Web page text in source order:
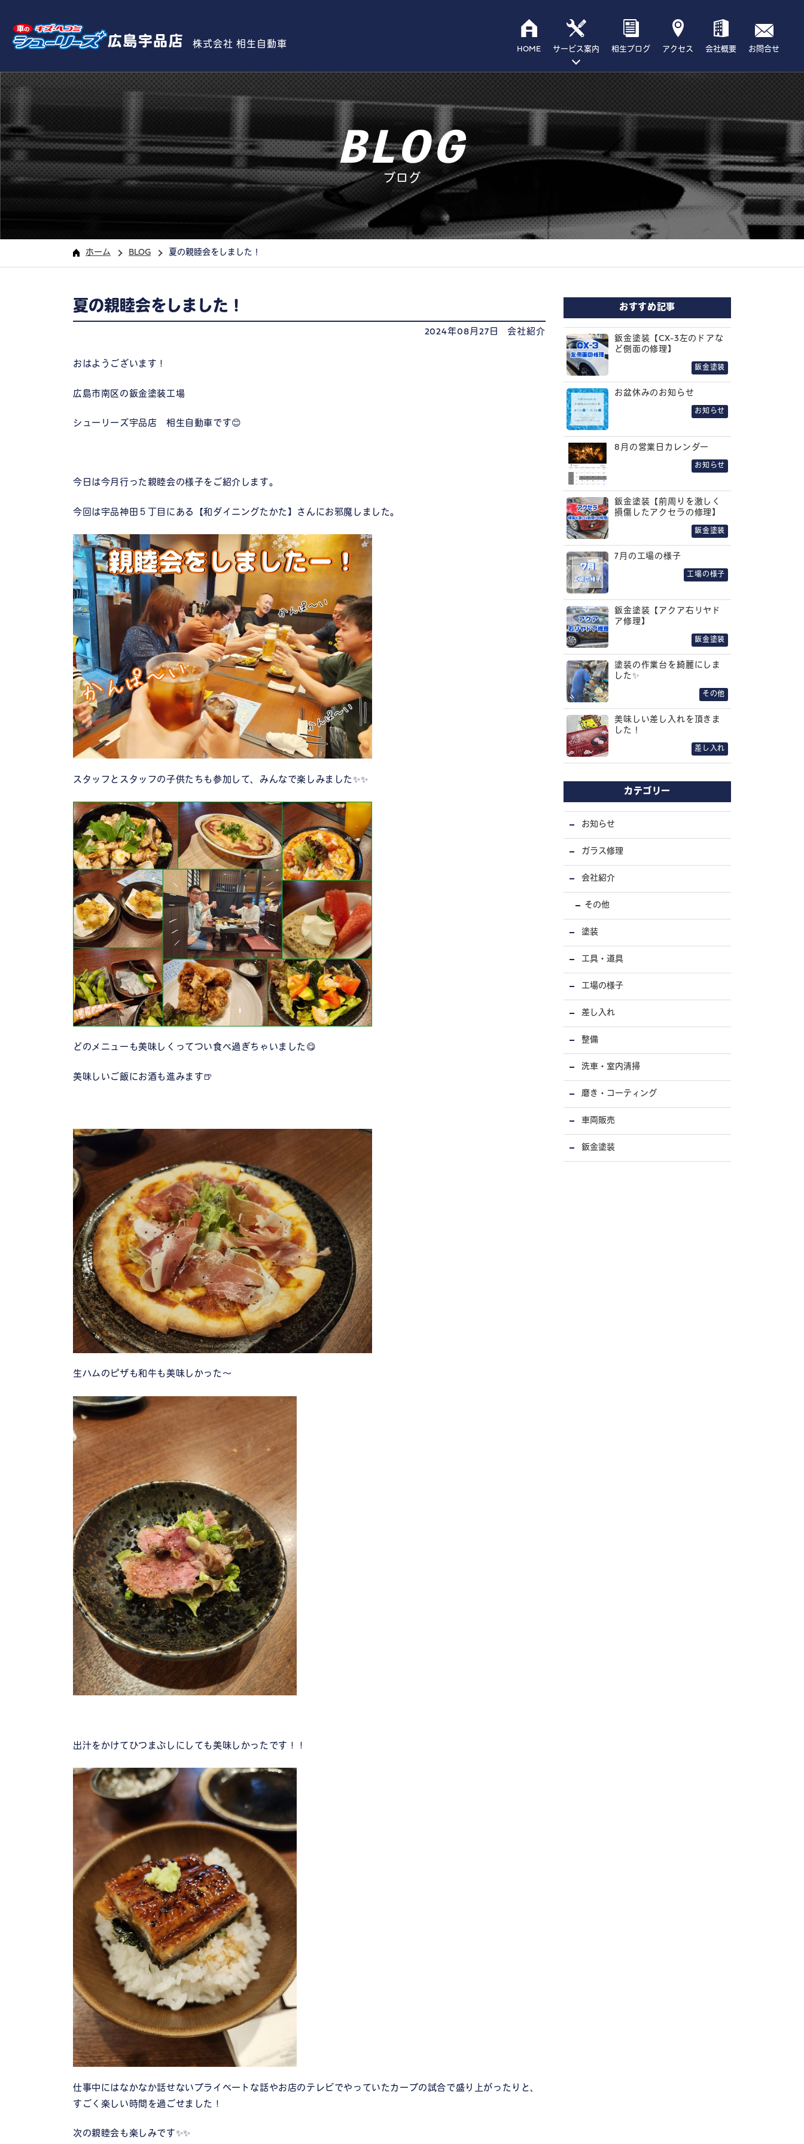
広島宇品店 株式会社 相生自動車 HOME サービス案内 相生ブログ アクセス 会社概要 お問合せ
BLOG
ブログ
ホーム BLOG 夏の親睦会をしました！
夏の親睦会をしました！
2024年08月27日 会社紹介
おはようございます！
広島市南区の鈑金塗装工場
シューリーズ宇品店 相生自動車です😊
今日は今月行った親睦会の様子をご紹介します。
今回は宇品神田５丁目にある【和ダイニングたかた】さんにお邪魔しました。
スタッフとスタッフの子供たちも参加して、みんなで楽しみました✨✨
どのメニューも美味しくってつい食べ過ぎちゃいました😋
美味しいご飯にお酒も進みます🍺
生ハムのピザも和牛も美味しかった～
出汁をかけてひつまぶしにしても美味しかったです！！
仕事中にはなかなか話せないプライベートな話やお店のテレビでやっていたカープの試合で盛り上がったりと、
すごく楽しい時間を過ごせました！
次の親睦会も楽しみです✨✨
おすすめ記事
鈑金塗装【CX-3左のドアな
ど側面の修理】
鈑金塗装
お盆休みのお知らせ
お知らせ
8月の営業日カレンダー
お知らせ
鈑金塗装【前周りを激しく
損傷したアクセラの修理】
鈑金塗装
7月の工場の様子
工場の様子
鈑金塗装【アクア右リヤド
ア修理】
鈑金塗装
塗装の作業台を綺麗にしま
した✨
その他
美味しい差し入れを頂きま
した！
差し入れ
カテゴリー
お知らせ
ガラス修理
会社紹介
その他
塗装
工具・道具
工場の様子
差し入れ
整備
洗車・室内清掃
磨き・コーティング
車両販売
鈑金塗装